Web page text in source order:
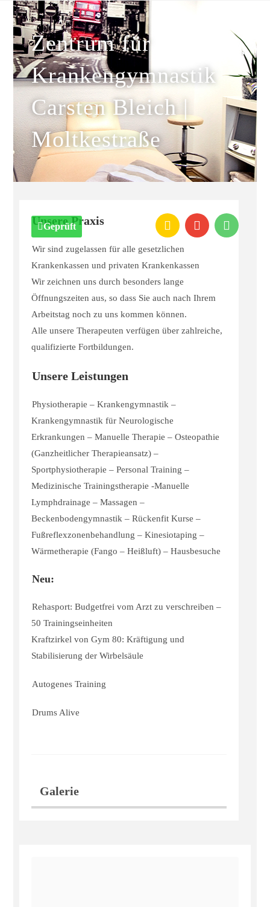
Zentrum für
Krankengymnastik
Carsten Bleich |
Moltkestraße
Geprüft
Unsere Praxis
Wir sind zugelassen für alle gesetzlichen
Krankenkassen und privaten Krankenkassen
Wir zeichnen uns durch besonders lange
Öffnungszeiten aus, so dass Sie auch nach Ihrem
Arbeitstag noch zu uns kommen können.
Alle unsere Therapeuten verfügen über zahlreiche,
qualifizierte Fortbildungen.
Unsere Leistungen
Physiotherapie – Krankengymnastik –
Krankengymnastik für Neurologische
Erkrankungen – Manuelle Therapie – Osteopathie
(Ganzheitlicher Therapieansatz) –
Sportphysiotherapie – Personal Training –
Medizinische Trainingstherapie -Manuelle
Lymphdrainage – Massagen –
Beckenbodengymnastik – Rückenfit Kurse –
Fußreflexzonenbehandlung – Kinesiotaping –
Wärmetherapie (Fango – Heißluft) – Hausbesuche
Neu:
Rehasport: Budgetfrei vom Arzt zu verschreiben –
50 Trainingseinheiten
Kraftzirkel von Gym 80: Kräftigung und
Stabilisierung der Wirbelsäule
Autogenes Training
Drums Alive
Galerie